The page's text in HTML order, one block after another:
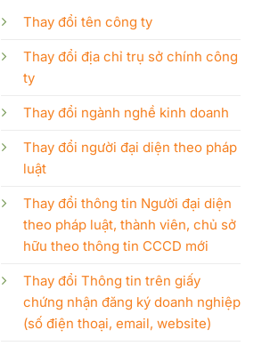
Thay đổi tên công ty
Thay đổi địa chỉ trụ sở chính công
ty
Thay đổi ngành nghề kinh doanh
Thay đổi người đại diện theo pháp
luật
Thay đổi thông tin Người đại diện
theo pháp luật, thành viên, chủ sở
hữu theo thông tin CCCD mới
Thay đổi Thông tin trên giấy
chứng nhận đăng ký doanh nghiệp
(số điện thoại, email, website)